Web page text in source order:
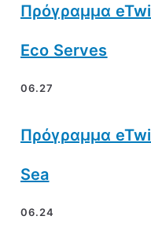
Πρόγραμμα
Eco Serves
06.27
Πρόγραμμα
Sea
06.24